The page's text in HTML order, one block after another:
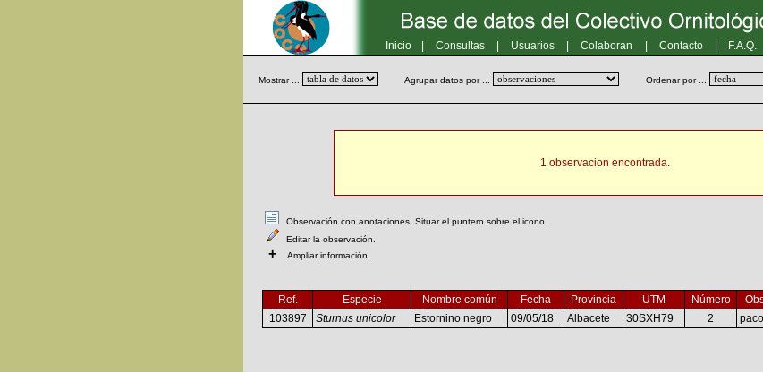
Inicio Consultas Usuarios Colaboran Contacto F.A.Q.
Mostrar ... Agrupar datos por ... Ordenar por ...
1 observacion encontrada.
Observación con anotaciones. Situar el puntero sobre el icono.
Editar la observación.
+ Ampliar información.
Ref. Especie Nombre común Fecha Provincia UTM Número
103897
Sturnus unicolor Estornino negro 09/05/18 Albacete 30SXH79 2